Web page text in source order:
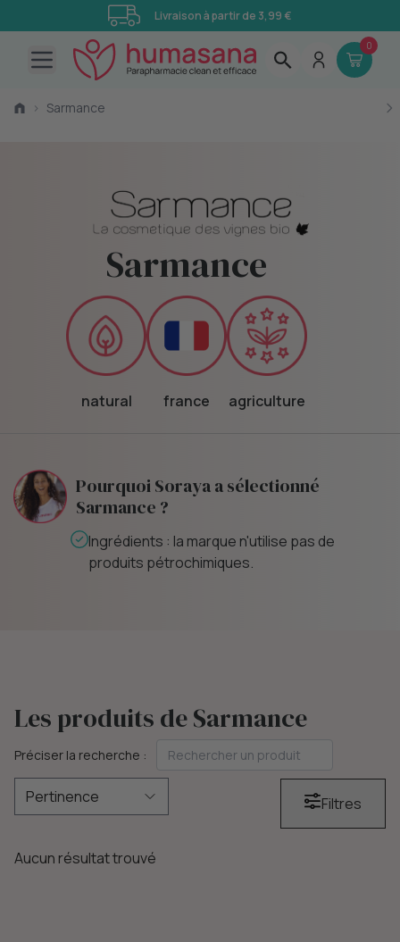
Livraison à partir de 3,99 €
Open main menu
0
› Sarmance
Sarmance
natural france agriculture
Pourquoi Soraya a sélectionné
Sarmance ?
Ingrédients : la marque n'utilise pas de
produits pétrochimiques.
Les produits de Sarmance
Préciser la recherche :
Filtres
Aucun résultat trouvé